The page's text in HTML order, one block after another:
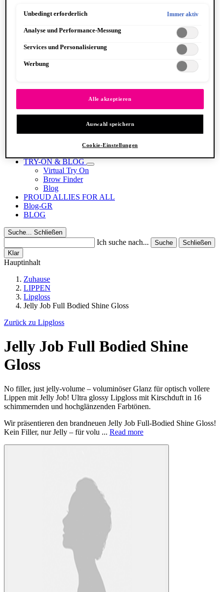
Body Oils
Fragrance
Body Butter + Lotion
Suga Baddie
PINSEL & TOOLS
Alle anzeigen PINSEL & TOOLS
Foundation Pinsel
Lidschatten Pinsel
Glitzer
Makeup Schwämme
TRY-ON & BLOG
Virtual Try On
Brow Finder
Blog
PROUD ALLIES FOR ALL
Blog-GR
BLOG
Suche... Schließen
Ich suche nach... Suche
Schließen
Klar
Hauptinhalt
Zuhause
LIPPEN
Lipgloss
Jelly Job Full Bodied Shine Gloss
Zurück zu Lipgloss
Jelly Job Full Bodied Shine
Gloss
No filler, just jelly-volume – voluminöser Glanz für optisch vollere
Lippen mit Jelly Job! Ultra glossy Lipgloss mit Kirschduft in 16
schimmernden und hochglänzenden Farbtönen.
Wir präsentieren den brandneuen Jelly Job Full-Bodied Shine Gloss!
Kein Filler, nur Jelly – für volu ... Read more
speichern"). Die Auswahl kann jederzeit unter dem Link "Cookie-
Datenschutzinformationen.
Unbedingt erforderlich Immer aktiv
Analyse und Performance-Messung
Services und Personalisierung
Werbung
Alle akzeptieren
Auswahl speichern
Cookie-Einstellungen